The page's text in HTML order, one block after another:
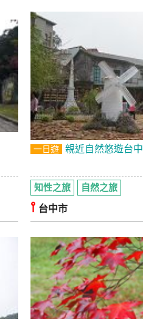
一日遊 親近自然悠遊台中
知性之旅 自然之旅
⫯ 台中市